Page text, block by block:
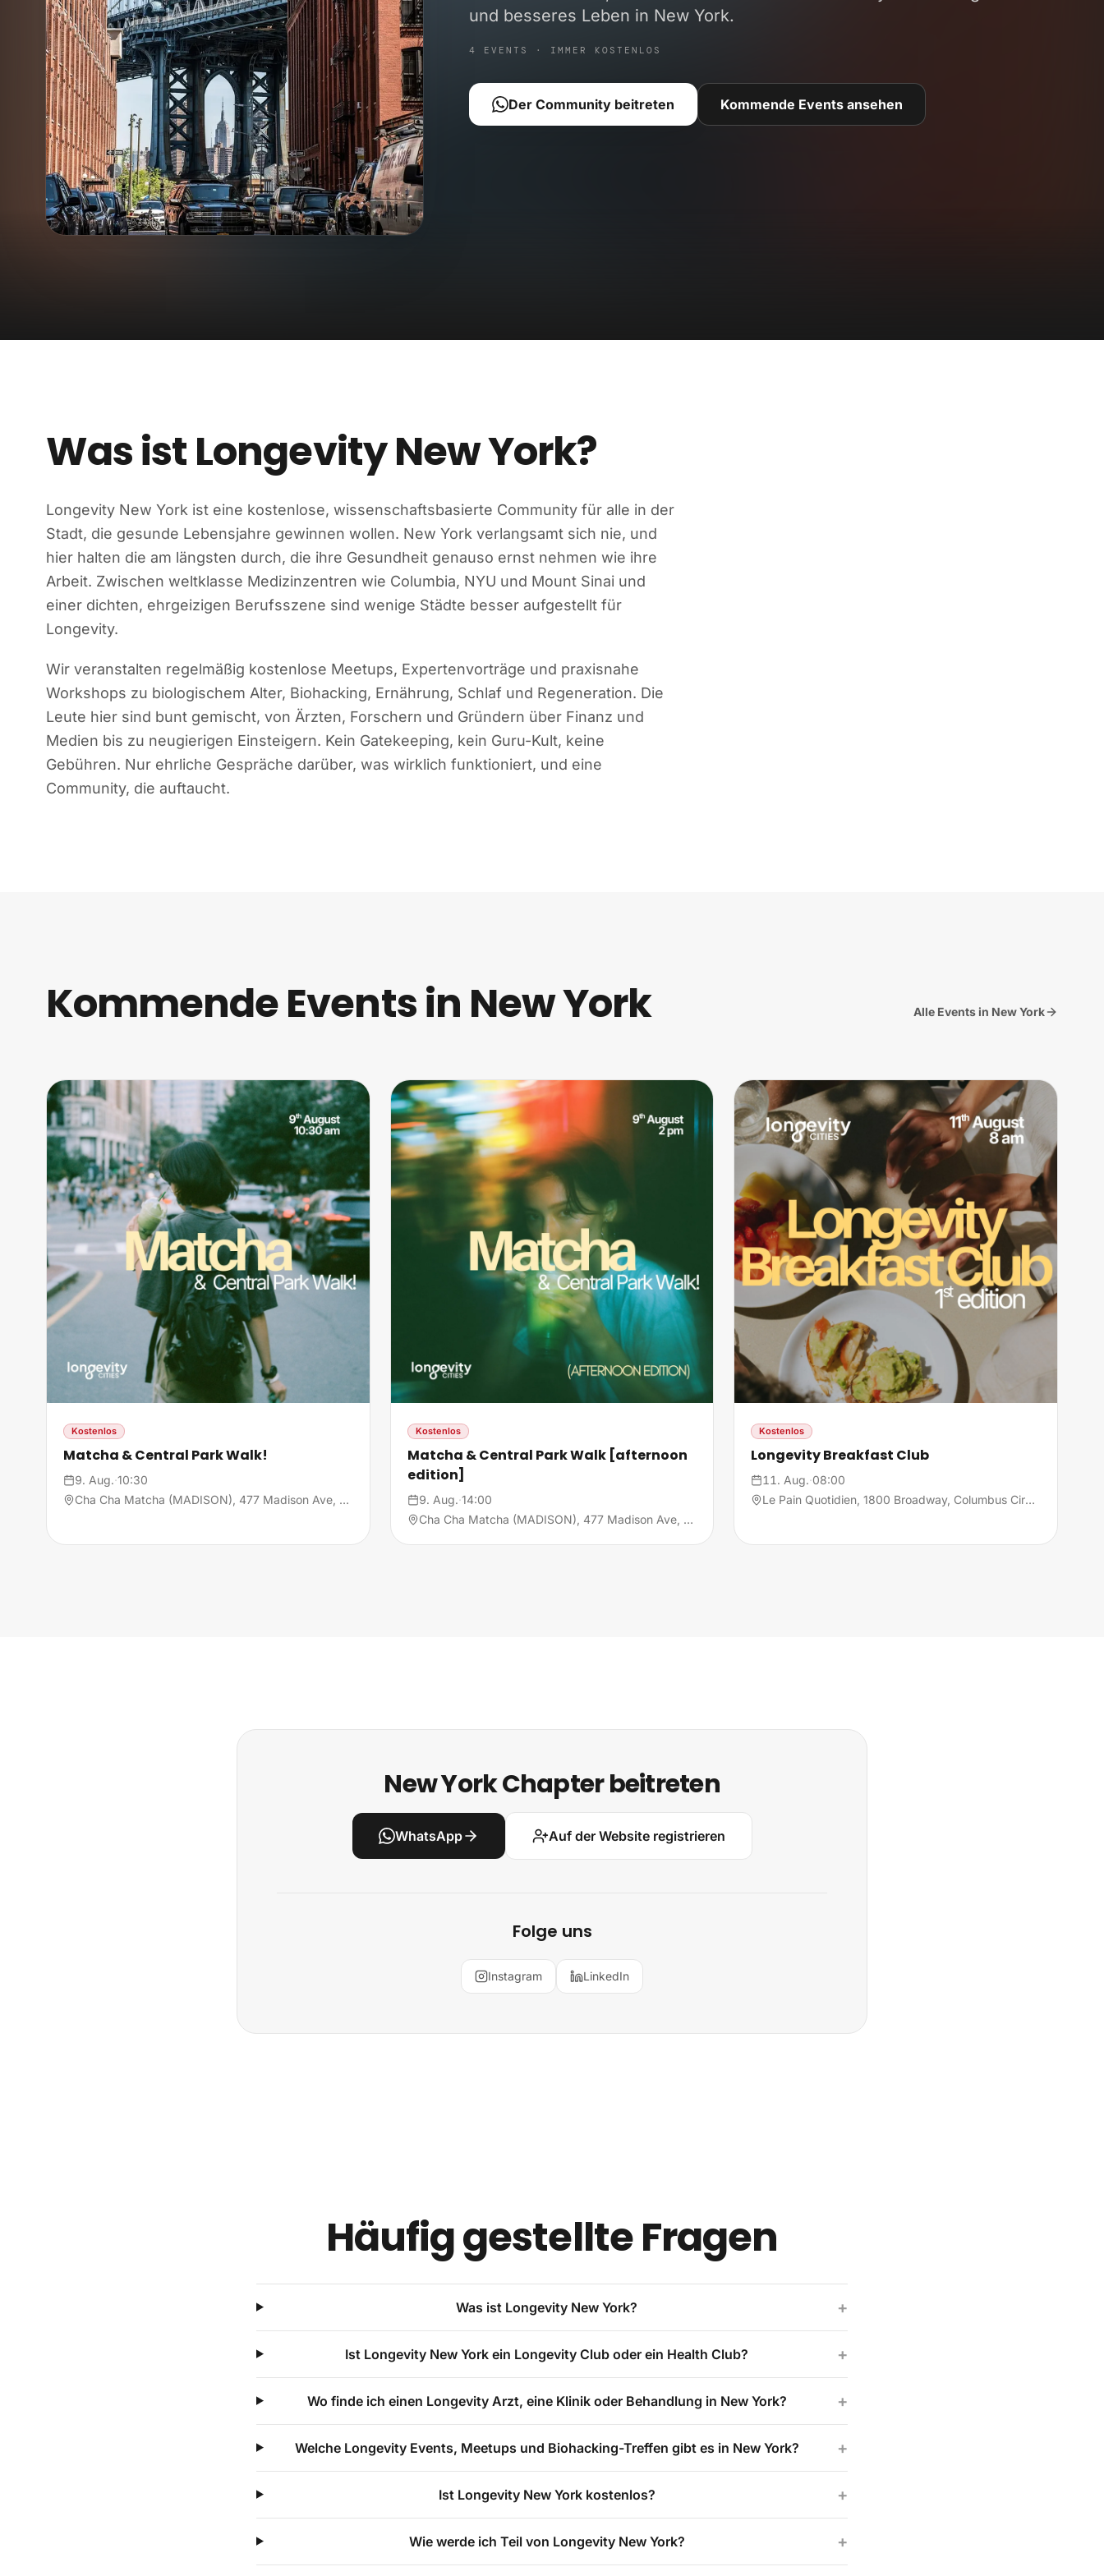
und besseres Leben in New York.
4 EVENTS · IMMER KOSTENLOS
Der Community beitreten Kommende Events ansehen
Was ist Longevity New York?
Longevity New York ist eine kostenlose, wissenschaftsbasierte Community für alle in der
Stadt, die gesunde Lebensjahre gewinnen wollen. New York verlangsamt sich nie, und
hier halten die am längsten durch, die ihre Gesundheit genauso ernst nehmen wie ihre
Arbeit. Zwischen weltklasse Medizinzentren wie Columbia, NYU und Mount Sinai und
einer dichten, ehrgeizigen Berufsszene sind wenige Städte besser aufgestellt für
Longevity.
Wir veranstalten regelmäßig kostenlose Meetups, Expertenvorträge und praxisnahe
Workshops zu biologischem Alter, Biohacking, Ernährung, Schlaf und Regeneration. Die
Leute hier sind bunt gemischt, von Ärzten, Forschern und Gründern über Finanz und
Medien bis zu neugierigen Einsteigern. Kein Gatekeeping, kein Guru-Kult, keine
Gebühren. Nur ehrliche Gespräche darüber, was wirklich funktioniert, und eine
Community, die auftaucht.
Kommende Events in New York Alle Events in New York
Kostenlos
Matcha & Central Park Walk!
9. Aug.·10:30
Cha Cha Matcha (MADISON), 477 Madison Ave, 10022 New York
Kostenlos
Matcha & Central Park Walk [afternoon
edition]
9. Aug.·14:00
Cha Cha Matcha (MADISON), 477 Madison Ave, 10022 New York
Kostenlos
Longevity Breakfast Club
11. Aug.·08:00
Le Pain Quotidien, 1800 Broadway, Columbus Circle, 10019 New York
New York Chapter beitreten
WhatsApp Auf der Website registrieren
Folge uns
Instagram LinkedIn
Häufig gestellte Fragen
Was ist Longevity New York? +
Ist Longevity New York ein Longevity Club oder ein Health Club? +
Wo finde ich einen Longevity Arzt, eine Klinik oder Behandlung in New York? +
Welche Longevity Events, Meetups und Biohacking-Treffen gibt es in New York? +
Ist Longevity New York kostenlos? +
Wie werde ich Teil von Longevity New York? +